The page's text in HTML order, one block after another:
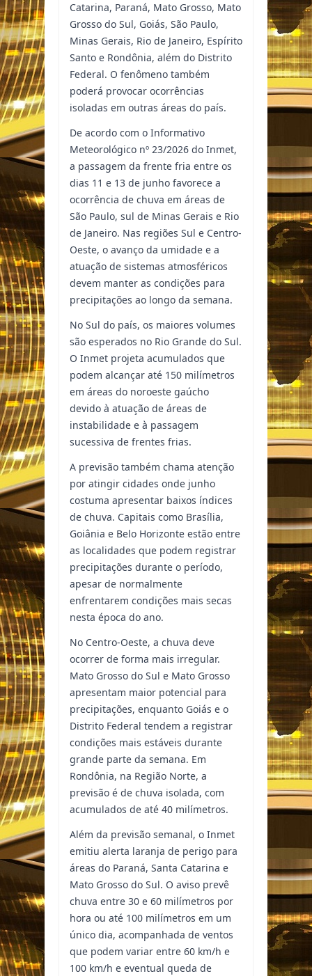
Catarina, Paraná, Mato Grosso, Mato
Grosso do Sul, Goiás, São Paulo,
Minas Gerais, Rio de Janeiro, Espírito
Santo e Rondônia, além do Distrito
Federal. O fenômeno também
poderá provocar ocorrências
isoladas em outras áreas do país.
De acordo com o Informativo
Meteorológico nº 23/2026 do Inmet,
a passagem da frente fria entre os
dias 11 e 13 de junho favorece a
ocorrência de chuva em áreas de
São Paulo, sul de Minas Gerais e Rio
de Janeiro. Nas regiões Sul e Centro-
Oeste, o avanço da umidade e a
atuação de sistemas atmosféricos
devem manter as condições para
precipitações ao longo da semana.
No Sul do país, os maiores volumes
são esperados no Rio Grande do Sul.
O Inmet projeta acumulados que
podem alcançar até 150 milímetros
em áreas do noroeste gaúcho
devido à atuação de áreas de
instabilidade e à passagem
sucessiva de frentes frias.
A previsão também chama atenção
por atingir cidades onde junho
costuma apresentar baixos índices
de chuva. Capitais como Brasília,
Goiânia e Belo Horizonte estão entre
as localidades que podem registrar
precipitações durante o período,
apesar de normalmente
enfrentarem condições mais secas
nesta época do ano.
No Centro-Oeste, a chuva deve
ocorrer de forma mais irregular.
Mato Grosso do Sul e Mato Grosso
apresentam maior potencial para
precipitações, enquanto Goiás e o
Distrito Federal tendem a registrar
condições mais estáveis durante
grande parte da semana. Em
Rondônia, na Região Norte, a
previsão é de chuva isolada, com
acumulados de até 40 milímetros.
Além da previsão semanal, o Inmet
emitiu alerta laranja de perigo para
áreas do Paraná, Santa Catarina e
Mato Grosso do Sul. O aviso prevê
chuva entre 30 e 60 milímetros por
hora ou até 100 milímetros em um
único dia, acompanhada de ventos
que podem variar entre 60 km/h e
100 km/h e eventual queda de